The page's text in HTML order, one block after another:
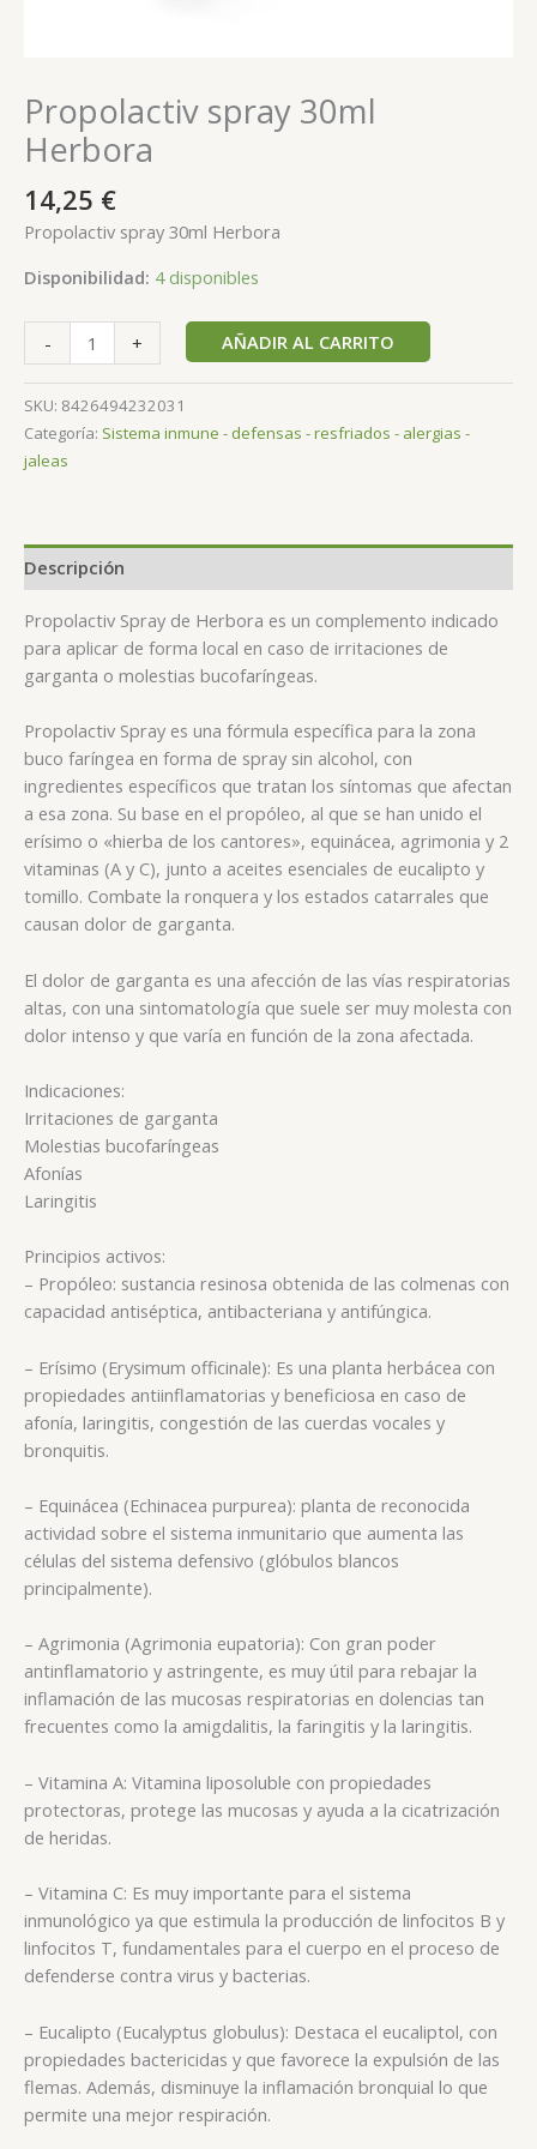
Propolactiv spray 30ml
Herbora
14,25 €
Propolactiv spray 30ml Herbora
Disponibilidad: 4 disponibles
- + AÑADIR AL CARRITO
SKU: 8426494232031
Categoría: Sistema inmune - defensas - resfriados - alergias -
jaleas
Descripción
Propolactiv Spray de Herbora es un complemento indicado
para aplicar de forma local en caso de irritaciones de
garganta o molestias bucofaríngeas.
Propolactiv Spray es una fórmula específica para la zona
buco faríngea en forma de spray sin alcohol, con
ingredientes específicos que tratan los síntomas que afectan
a esa zona. Su base en el propóleo, al que se han unido el
erísimo o «hierba de los cantores», equinácea, agrimonia y 2
vitaminas (A y C), junto a aceites esenciales de eucalipto y
tomillo. Combate la ronquera y los estados catarrales que
causan dolor de garganta.
El dolor de garganta es una afección de las vías respiratorias
altas, con una sintomatología que suele ser muy molesta con
dolor intenso y que varía en función de la zona afectada.
Indicaciones:
Irritaciones de garganta
Molestias bucofaríngeas
Afonías
Laringitis
Principios activos:
– Propóleo: sustancia resinosa obtenida de las colmenas con
capacidad antiséptica, antibacteriana y antifúngica.
– Erísimo (Erysimum officinale): Es una planta herbácea con
propiedades antiinflamatorias y beneficiosa en caso de
afonía, laringitis, congestión de las cuerdas vocales y
bronquitis.
– Equinácea (Echinacea purpurea): planta de reconocida
actividad sobre el sistema inmunitario que aumenta las
células del sistema defensivo (glóbulos blancos
principalmente).
– Agrimonia (Agrimonia eupatoria): Con gran poder
antinflamatorio y astringente, es muy útil para rebajar la
inflamación de las mucosas respiratorias en dolencias tan
frecuentes como la amigdalitis, la faringitis y la laringitis.
– Vitamina A: Vitamina liposoluble con propiedades
protectoras, protege las mucosas y ayuda a la cicatrización
de heridas.
– Vitamina C: Es muy importante para el sistema
inmunológico ya que estimula la producción de linfocitos B y
linfocitos T, fundamentales para el cuerpo en el proceso de
defenderse contra virus y bacterias.
– Eucalipto (Eucalyptus globulus): Destaca el eucaliptol, con
propiedades bactericidas y que favorece la expulsión de las
flemas. Además, disminuye la inflamación bronquial lo que
permite una mejor respiración.